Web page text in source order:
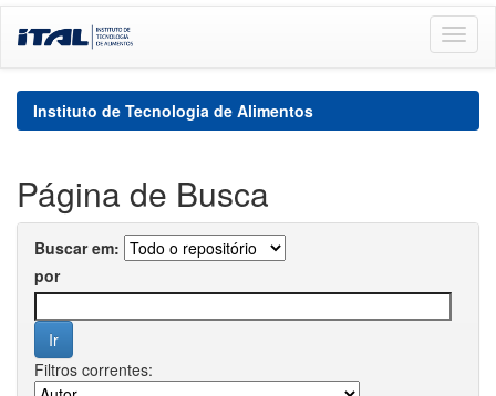
navigation
Instituto de Tecnologia de Alimentos
Página de Busca
Buscar em:
por
Filtros correntes: